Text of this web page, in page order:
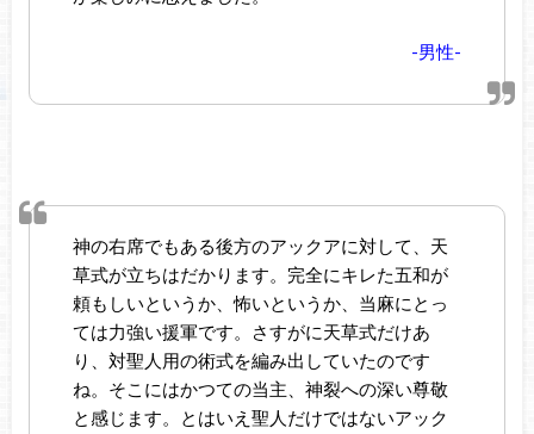
-男性-
神の右席でもある後方のアックアに対して、天
草式が立ちはだかります。完全にキレた五和が
頼もしいというか、怖いというか、当麻にとっ
ては力強い援軍です。さすがに天草式だけあ
り、対聖人用の術式を編み出していたのです
ね。そこにはかつての当主、神裂への深い尊敬
と感じます。とはいえ聖人だけではないアック